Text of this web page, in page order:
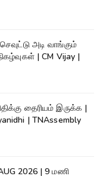
அடி வாங்கும்
| CM Vijay |
தைரியம் இருக்க |
| TNAssembly
2026 | 9 மணி